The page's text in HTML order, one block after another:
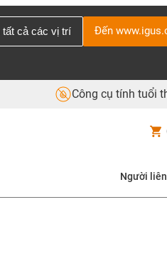
tất cả các vị trí Đến
Công cụ tính tuổi
Người